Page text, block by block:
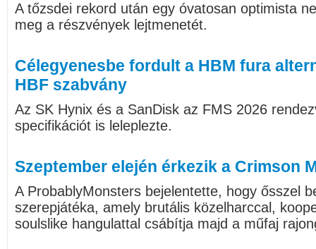
A tőzsdei rekord után egy óvatosan optimista
meg a részvények lejtmenetét.
Célegyenesbe fordult a HBM fura
HBF szabvány
Az SK Hynix és a SanDisk az FMS 2026
specifikációt is leleplezte.
Szeptember elején érkezik a Crimson
A ProbablyMonsters bejelentette, hogy ősszel
szerepjátéka, amely brutális közelharccal,
soulslike hangulattal csábítja majd a műfaj